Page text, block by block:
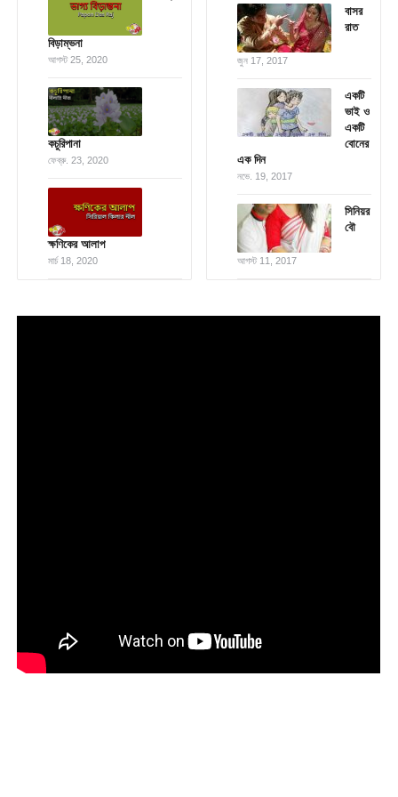
বিড়াম্ভনা
আগস্ট 25, 2020
কচুরিপানা
ফেব্রু. 23, 2020
ক্ষণিকের আলাপ
মার্চ 18, 2020
বাসর
রাত
জুন 17, 2017
একটি
ভাই ও
একটি
বোনের
এক দিন
নভে. 19, 2017
সিনিয়র
বৌ
আগস্ট 11, 2017